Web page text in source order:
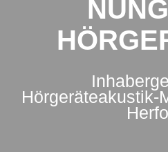
Hörgeräteakustik-